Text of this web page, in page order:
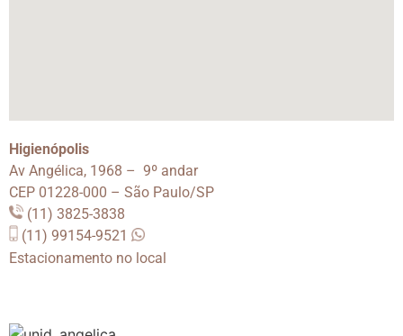
Higienópolis
Av Angélica, 1968 – 9º andar
CEP 01228-000 – São Paulo/SP
(11) 3825-3838
(11) 99154-9521
Estacionamento no local